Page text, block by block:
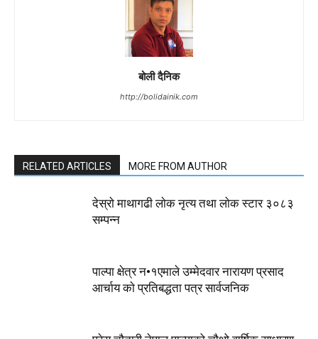
बोली दैनिक
http://bolidainik.com
RELATED ARTICLES MORE FROM AUTHOR
देस्राे माथागढी लाेक नृत्य तथा लाेक स्टार ३०८३
सम्पन्न
पाल्पा क्षेत्र न•१एमाले उम्मेदवार नारायण प्रसाद
आर्चाय काे प्रतिबद्धता पत्र सार्वजनिक